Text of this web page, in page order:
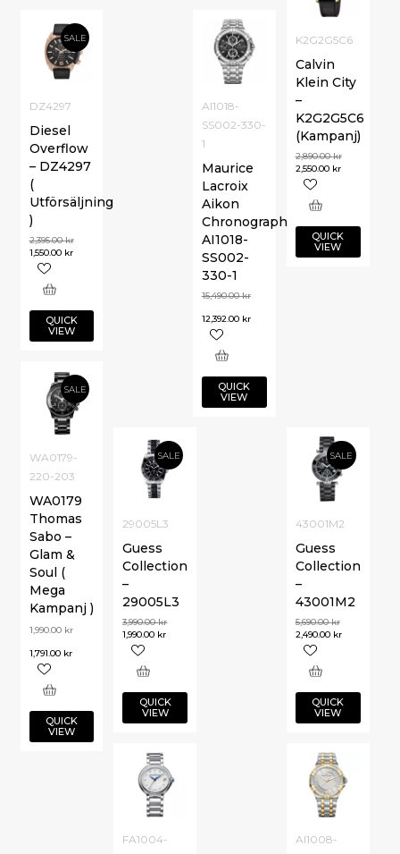
K2G2G5C6
Calvin
Klein City
–
K2G2G5C6
(Kampanj)
2,890.00kr
2,550.00 kr
QUICK
VIEW
SALE
DZ4297
Diesel
Overflow
– DZ4297
(
Utförsäljning
)
2,395.00kr
1,550.00 kr
QUICK
VIEW
AI1018-
SS002-330-
1
Maurice
Lacroix
Aikon
Chronograph
AI1018-
SS002-
330-1
15,490.00kr
12,392.00 kr
QUICK
VIEW
SALE
WA0179-
220-203
WA0179
Thomas
Sabo –
Glam &
Soul (
Mega
Kampanj )
1,990.00 kr
1,791.00 kr
QUICK
VIEW
SALE
43001M2
Guess
Collection
–
43001M2
5,690.00kr
2,490.00 kr
QUICK
VIEW
SALE
29005L3
Guess
Collection
–
29005L3
3,990.00kr
1,990.00 kr
QUICK
VIEW
AI1008-
FA1004-